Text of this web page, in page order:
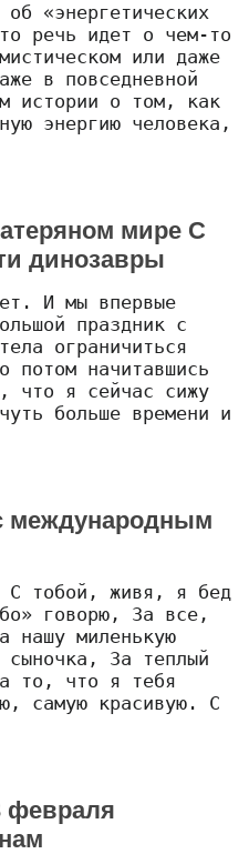
«энергетических
речь идет о чем-то
или даже
в повседневной
истории о том, как
энергию человека,
мире С
динозавры
И мы впервые
праздник с
ограничиться
потом начитавшись
что я сейчас сижу
больше времени и
международным
С тобой, живя, я бед
говорю, За все,
нашу миленькую
За теплый
то, что я тебя
самую красивую. С
февраля